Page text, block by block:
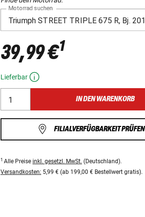
Motorrad suchen
39,99 €1
Lieferbar
IN DEN WARENKORB
FILIALVERFÜGBARKEIT PRÜFEN
1 Alle Preise inkl. gesetzl. MwSt. (Deutschland).
Versandkosten: 5,99 € (ab 199,00 € Bestellwert gratis).